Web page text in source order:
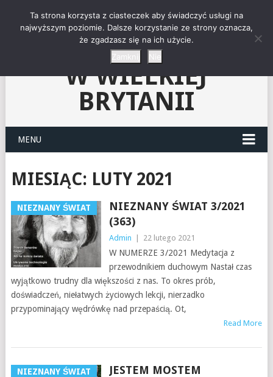
"NIEZNANY ŚWIAT"-
KLUB CZYTELNIKÓW
W WIELKIEJ
BRYTANII
MENU
MIESIĄC: LUTY 2021
NIEZNANY ŚWIAT
NIEZNANY ŚWIAT 3/2021
(363)
Admin 22 lutego 2021
W NUMERZE 3/2021 Medytacja z
przewodnikiem duchowym Nastał czas
wyjątkowo trudny dla większości z nas. To okres prób,
doświadczeń, niełatwych życiowych lekcji, nierzadko
przypominający wędrówkę nad przepaścią. Ot,
Read More
NIEZNANY ŚWIAT
JESTEM MOSTEM
Ta strona korzysta z ciasteczek aby świadczyć usługi na
najwyższym poziomie. Dalsze korzystanie ze strony oznacza,
że zgadzasz się na ich użycie.
Zamknij
Nie